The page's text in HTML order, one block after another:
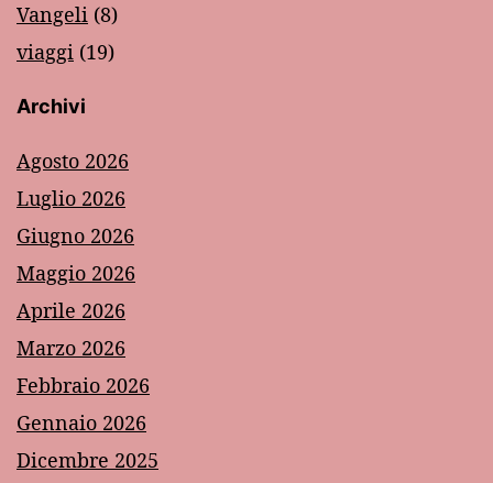
Vangeli (8)
viaggi (19)
Archivi
Agosto 2026
Luglio 2026
Giugno 2026
Maggio 2026
Aprile 2026
Marzo 2026
Febbraio 2026
Gennaio 2026
Dicembre 2025